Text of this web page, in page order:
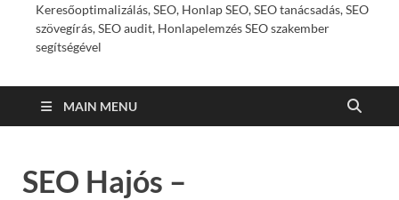
Keresőoptimalizálás, SEO, Honlap SEO, SEO tanácsadás, SEO
szövegírás, SEO audit, Honlapelemzés SEO szakember
segítségével
MAIN MENU
SEO Hajós –